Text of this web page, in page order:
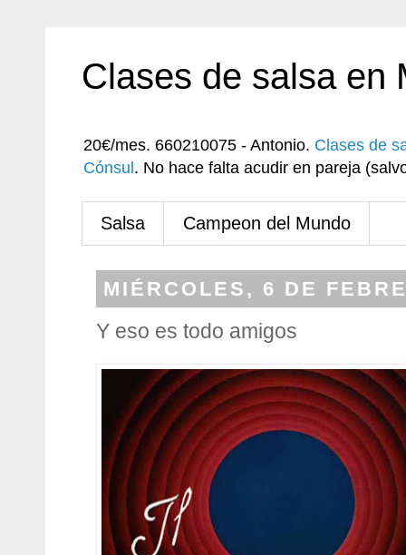
Clases de salsa en
20€/mes. 660210075 - Antonio. Clases de
Cónsul . No hace falta acudir en pareja
Salsa Campeon del Mundo
MIÉRCOLES, 6 DE
Y eso es todo amigos